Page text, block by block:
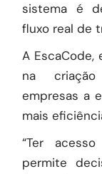
sistema é
fluxo real de
A EscaCode,
na criação
empresas a
mais
“Ter
permite